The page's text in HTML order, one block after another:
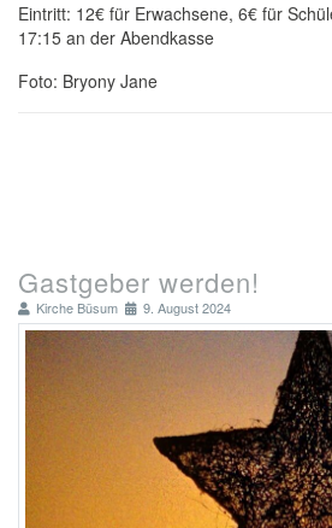
Eintritt: 12€ für Erwachsene, 6€ für
17:15 an der Abendkasse
Foto: Bryony Jane
Gastgeber werden!
Kirche Büsum 9. August 2024